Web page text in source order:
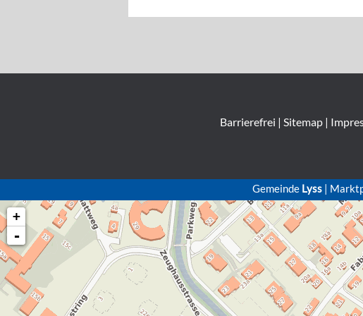
Barrierefrei | Sitemap|
Gemeinde Lyss |